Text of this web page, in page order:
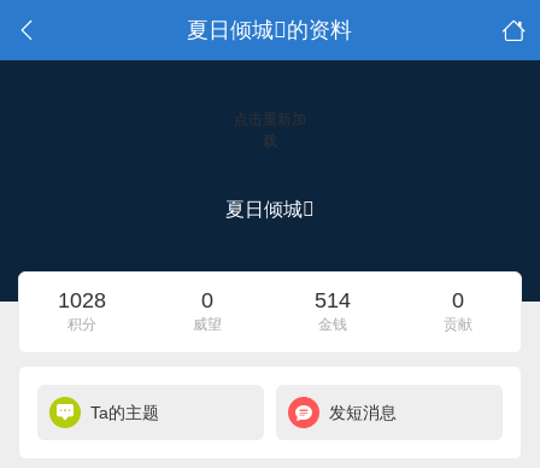
夏日倾城的资料
点击重新加
载
夏日倾城
1028
积分
0
威望
514
金钱
0
贡献
Ta的主题 发短消息